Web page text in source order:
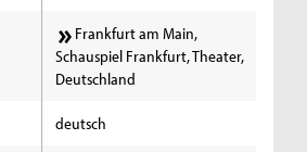
Frankfurt am Main,
Schauspiel Frankfurt, Theater,
Deutschland
deutsch